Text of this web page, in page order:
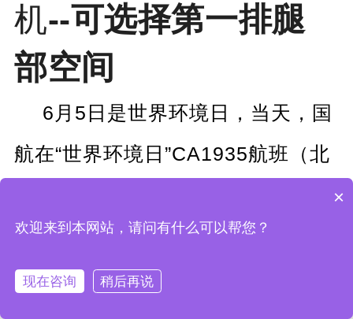
机--可选择第一排腿
部空间
6月5日是世界环境日，当天，国
航在“世界环境日”CA1935航班（北
京—南宁）上举办了“美丽中国 心随
翼动”绿色公益主题活动，倡导低碳
出行，积极参与环境保护，做“美丽
写评论...
×
欢迎来到本网站，请问有什么可以帮您？
现在咨询 稍后再说